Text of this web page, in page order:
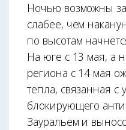
Ночью возможны
слабее, чем
по высотам
На юге с 13 мая, а
региона с 14 мая
тепла, связанная с
блокирующего
Зауральем и